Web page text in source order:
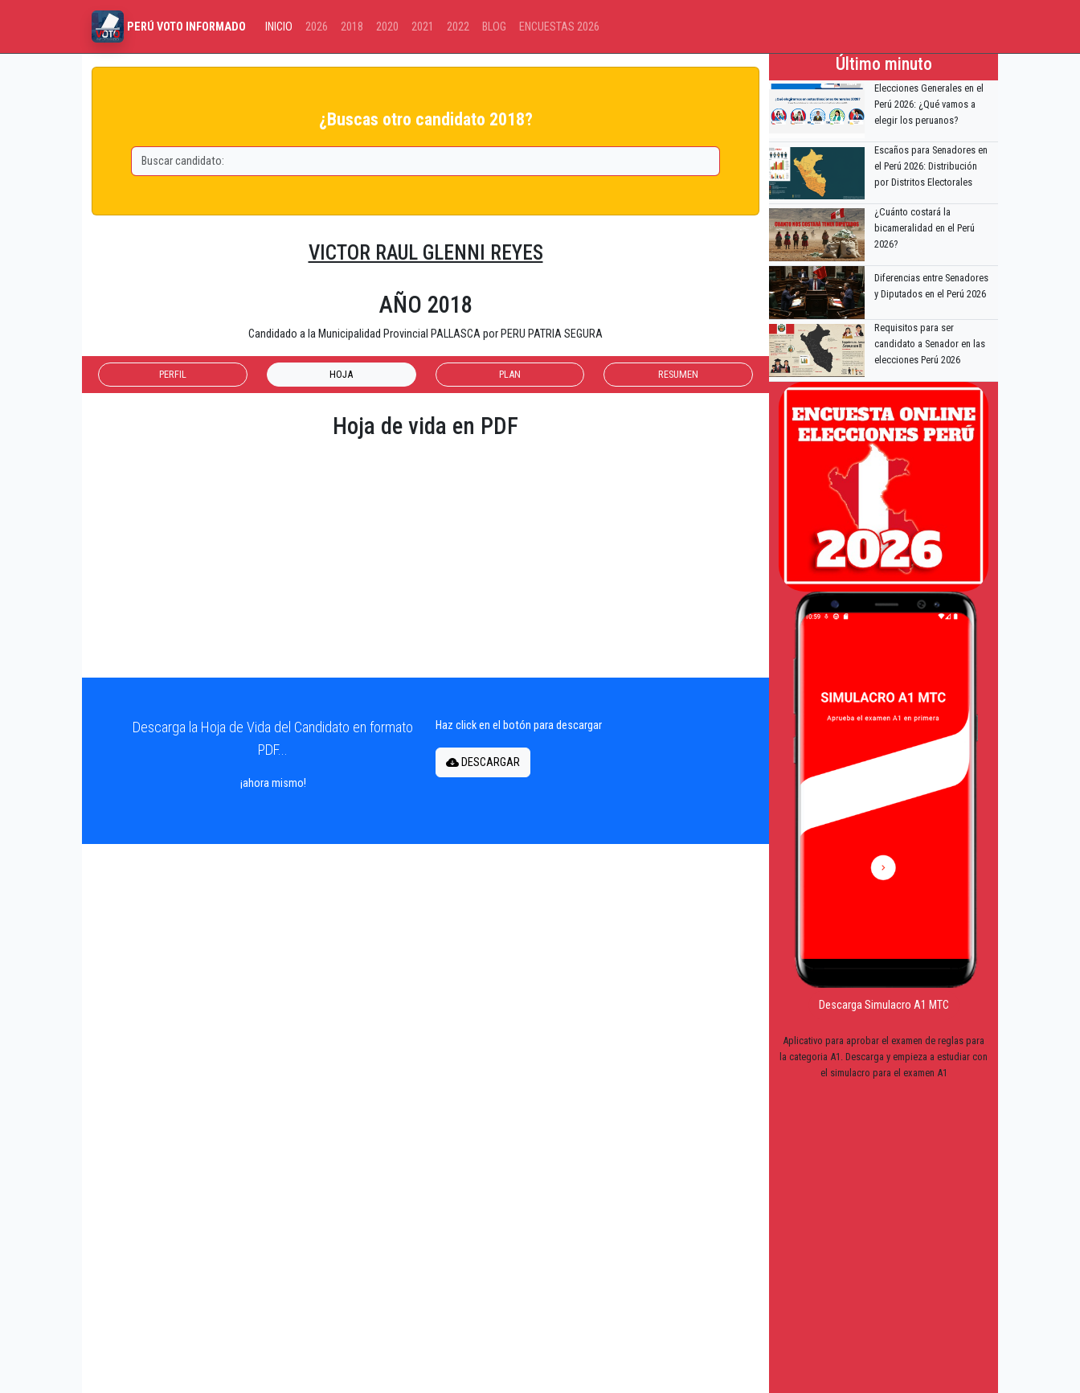
PERÚ VOTO INFORMADO INICIO 2026 2018 2020 2021 2022 BLOG ENCUESTAS 2026
¿Buscas otro candidato 2018?
VICTOR RAUL GLENNI REYES
AÑO 2018
Candidado a la Municipalidad Provincial PALLASCA por PERU PATRIA SEGURA
PERFIL HOJA PLAN RESUMEN
Hoja de vida en PDF
Descarga la Hoja de Vida del Candidato en formato
PDF...
¡ahora mismo!
Haz click en el botón para descargar
DESCARGAR
Último minuto
Elecciones Generales en el
Perú 2026: ¿Qué vamos a
elegir los peruanos?
Escaños para Senadores en
el Perú 2026: Distribución
por Distritos Electorales
¿Cuánto costará la
bicameralidad en el Perú
2026?
Diferencias entre Senadores
y Diputados en el Perú 2026
Requisitos para ser
candidato a Senador en las
elecciones Perú 2026
Descarga Simulacro A1 MTC
Aplicativo para aprobar el examen de reglas para
la categoria A1. Descarga y empieza a estudiar con
el simulacro para el examen A1